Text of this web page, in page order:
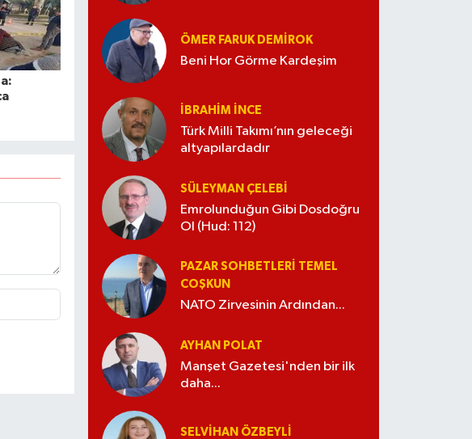
ÖMER FARUK DEMIROK
Beni Hor Görme Kardeşim
İBRAHIM İNCE
Türk Milli Takımı’nın geleceği
altyapılardadır
SÜLEYMAN ÇELEBI
Emrolunduğun Gibi Dosdoğru
Ol (Hud: 112)
PAZAR SOHBETLERI TEMEL
COŞKUN
NATO Zirvesinin Ardından...
AYHAN POLAT
Manşet Gazetesi'nden bir ilk
daha...
SELVIHAN ÖZBEYLI